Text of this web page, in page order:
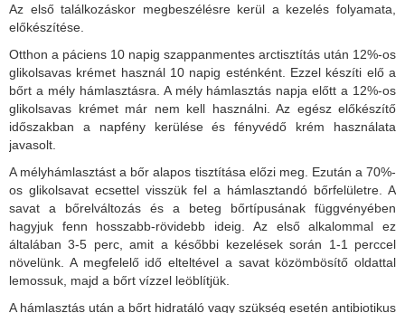
Az első találkozáskor megbeszélésre kerül a kezelés folyamata,
előkészítése.
Otthon a páciens 10 napig szappanmentes arctisztítás után 12%-os
glikolsavas krémet használ 10 napig esténként. Ezzel készíti elő a
bőrt a mély hámlasztásra. A mély hámlasztás napja előtt a 12%-os
glikolsavas krémet már nem kell használni. Az egész előkészítő
időszakban a napfény kerülése és fényvédő krém használata
javasolt.
A mélyhámlasztást a bőr alapos tisztítása előzi meg. Ezután a 70%-
os glikolsavat ecsettel visszük fel a hámlasztandó bőrfelületre. A
savat a bőrelváltozás és a beteg bőrtípusának függvényében
hagyjuk fenn hosszabb-rövidebb ideig. Az első alkalommal ez
általában 3-5 perc, amit a későbbi kezelések során 1-1 perccel
növelünk. A megfelelő idő elteltével a savat közömbösítő oldattal
lemossuk, majd a bőrt vízzel leöblítjük.
A hámlasztás után a bőrt hidratáló vagy szükség esetén antibiotikus